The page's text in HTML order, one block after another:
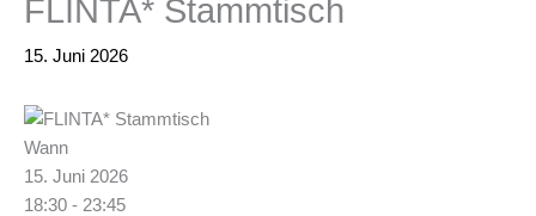
FLINTA* Stammtisch
15. Juni 2026
Wann
15. Juni 2026
18:30 - 23:45